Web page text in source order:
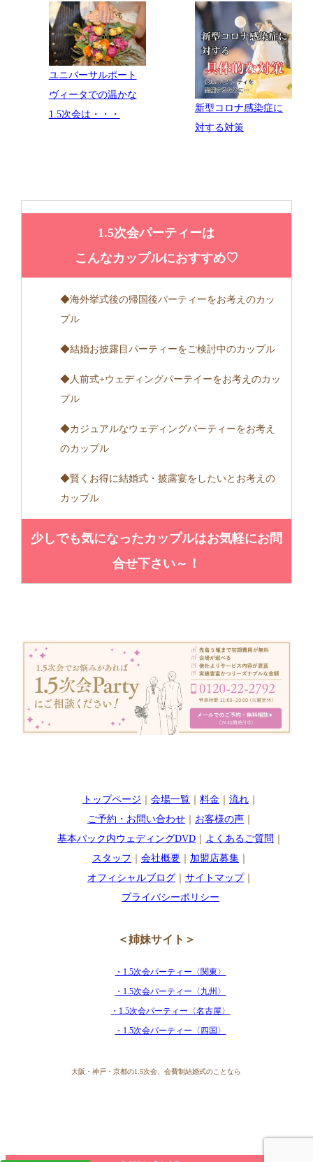
ユニバーサルポート
ヴィータでの温かな
1.5次会は・・・
新型コロナ感染症に
対する対策
1.5次会パーティーは
こんなカップルにおすすめ♡
◆海外挙式後の帰国後パーティーをお考えのカッ
プル
◆結婚お披露目パーティーをご検討中のカップル
◆人前式+ウェディングパーテイーをお考えのカッ
プル
◆カジュアルなウェディングパーティーをお考え
のカップル
◆賢くお得に結婚式・披露宴をしたいとお考えの
カップル
少しでも気になったカップルはお気軽にお問
合せ下さい～！
トップページ ｜ 会場一覧｜ 料金 ｜ 流れ｜
ご予約・お問い合わせ｜ お客様の声｜
基本パック内ウェディングDVD｜ よくあるご質問 ｜
スタッフ ｜ 会社概要｜ 加盟店募集｜
オフィシャルブログ｜ サイトマップ｜
プライバシーポリシー
＜姉妹サイト＞
・1.5次会パーティー〈関東〉
・1.5次会パーティー〈九州〉
・1.5次会パーティー〈名古屋〉
・1.5次会パーティー〈四国〉
大阪・神戸・京都の1.5次会、会費制結婚式のことなら